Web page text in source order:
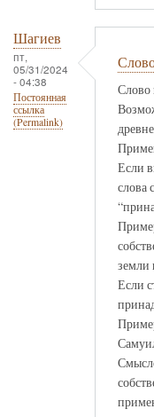
Шагиев
пт,
05/31/2024
- 04:38
Постоянная
ссылка
(Permalink)
Если
слова
земли
Если